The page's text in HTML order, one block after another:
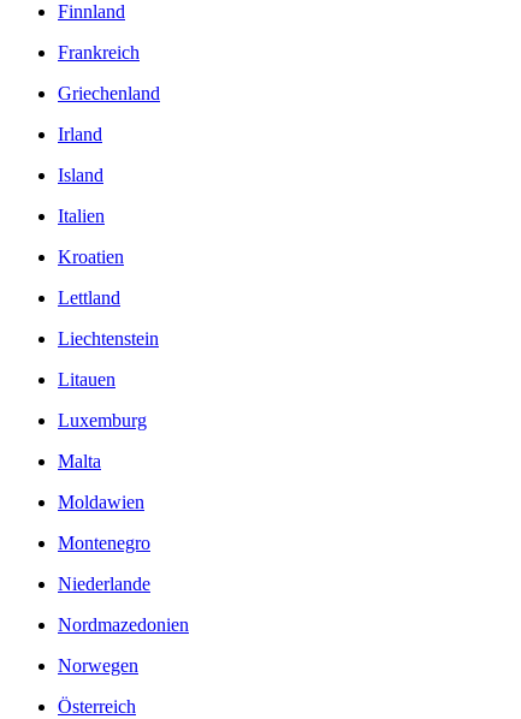
Finnland
Frankreich
Griechenland
Irland
Island
Italien
Kroatien
Lettland
Liechtenstein
Litauen
Luxemburg
Malta
Moldawien
Montenegro
Niederlande
Nordmazedonien
Norwegen
Österreich